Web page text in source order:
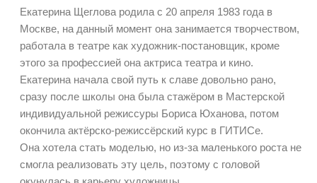
Екатерина Щеглова родила с 20 апреля 1983 года в
Москве, на данный момент она занимается творчеством,
работала в театре как художник-постановщик, кроме
этого за профессией она актриса театра и кино.
Екатерина начала свой путь к славе довольно рано,
сразу после школы она была стажёром в Мастерской
индивидуальной режиссуры Бориса Юханова, потом
окончила актёрско-режиссёрский курс в ГИТИСе.
Она хотела стать моделью, но из-за маленького роста не
смогла реализовать эту цель, поэтому с головой